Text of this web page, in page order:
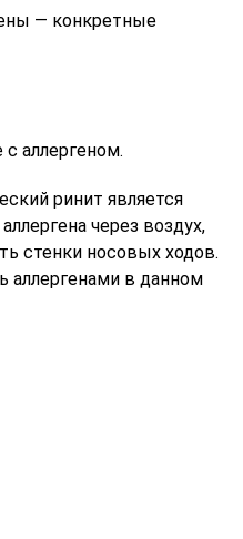
— конкретные
аллергеном.
ринит является
через воздух,
стенки носовых ходов.
аллергенами в данном